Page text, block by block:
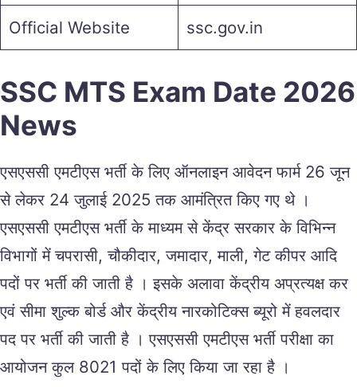
Official Website ssc.gov.in
SSC MTS Exam Date 2026
News
एसएससी एमटीएस भर्ती के लिए ऑनलाइन आवेदन फार्म 26 जून
से लेकर 24 जुलाई 2025 तक आमंत्रित किए गए थे ।
एसएससी एमटीएस भर्ती के माध्यम से केंद्र सरकार के विभिन्न
विभागों में चपरासी, चौकीदार, जमादार, माली, गेट कीपर आदि
पदों पर भर्ती की जाती है । इसके अलावा केंद्रीय अप्रत्यक्ष कर
एवं सीमा शुल्क बोर्ड और केंद्रीय नारकोटिक्स ब्यूरो में हवलदार
पद पर भर्ती की जाती है । एसएससी एमटीएस भर्ती परीक्षा का
आयोजन कुल 8021 पदों के लिए किया जा रहा है ।